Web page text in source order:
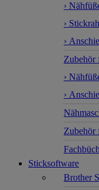
›
›
›
Zubehör
›
›
Zubehör
Sticksoftware
Brother